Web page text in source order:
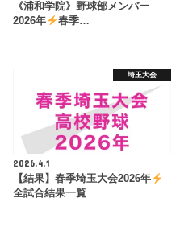
《浦和学院》野球部メンバー
2026年
春季…
埼玉大会
2026.4.1
【結果】春季埼玉大会2026年
全試合結果一覧